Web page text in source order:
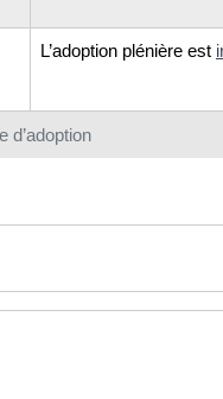
d’adoption
L’adoption plénière est